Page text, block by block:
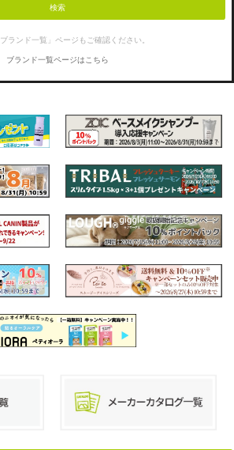
検索
ランド一覧」ページもご確認ください。
ブランド一覧ページはこちら